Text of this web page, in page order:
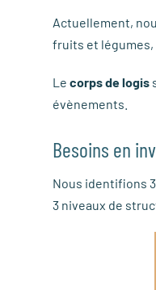
Actuellement,
fruits et légumes,
Lecorps de logis
évènements.
Besoins en
Nous identifions
3 niveaux de